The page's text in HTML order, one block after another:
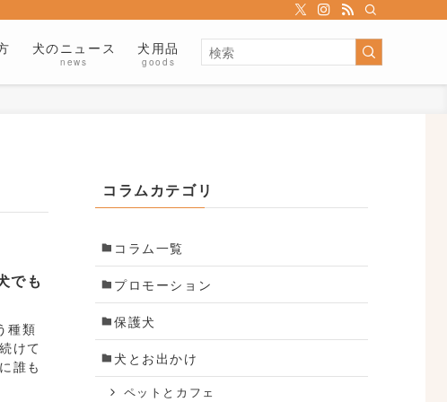
犬のニュース
news
犬用品
goods
でも
種類
けて
誰も
コラムカテゴリ
コラム一覧
プロモーション
保護犬
犬とお出かけ
ペットとカフェ